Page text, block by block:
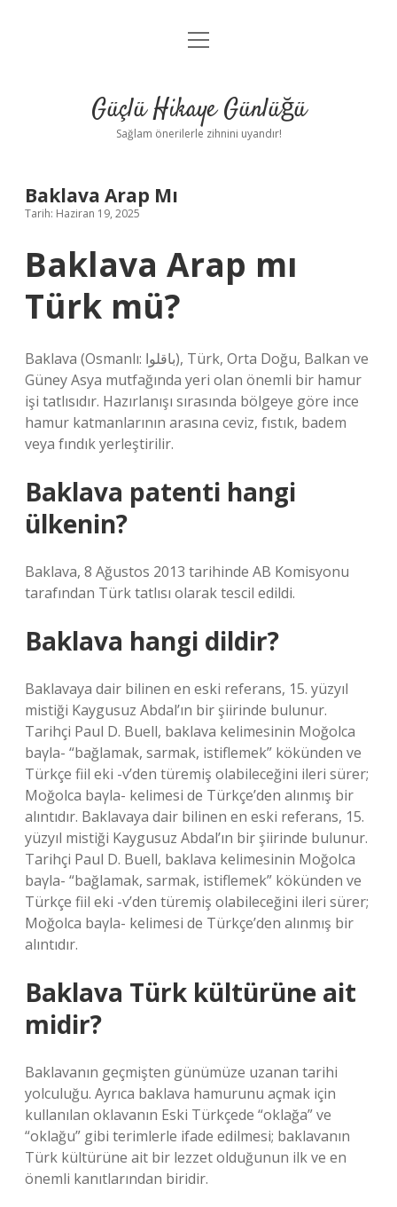
Anasayfa
Yasal Uyarı
menüyü
Güçlü Hikaye Günlüğü
Sağlam önerilerle zihnini uyandır!
Baklava Arap Mı
Tarih: Haziran 19, 2025
Baklava Arap mı
Türk mü?
Baklava (Osmanlı: باقلوا), Türk, Orta Doğu, Balkan ve
Güney Asya mutfağında yeri olan önemli bir hamur
işi tatlısıdır. Hazırlanışı sırasında bölgeye göre ince
hamur katmanlarının arasına ceviz, fıstık, badem
veya fındık yerleştirilir.
Baklava patenti hangi
ülkenin?
Baklava, 8 Ağustos 2013 tarihinde AB Komisyonu
tarafından Türk tatlısı olarak tescil edildi.
Baklava hangi dildir?
Baklavaya dair bilinen en eski referans, 15. yüzyıl
mistiği Kaygusuz Abdal’ın bir şiirinde bulunur.
Tarihçi Paul D. Buell, baklava kelimesinin Moğolca
baγla- “bağlamak, sarmak, istiflemek” kökünden ve
Türkçe fiil eki -v’den türemiş olabileceğini ileri sürer;
Moğolca baγla- kelimesi de Türkçe’den alınmış bir
alıntıdır. Baklavaya dair bilinen en eski referans, 15.
yüzyıl mistiği Kaygusuz Abdal’ın bir şiirinde bulunur.
Tarihçi Paul D. Buell, baklava kelimesinin Moğolca
baγla- “bağlamak, sarmak, istiflemek” kökünden ve
Türkçe fiil eki -v’den türemiş olabileceğini ileri sürer;
Moğolca baγla- kelimesi de Türkçe’den alınmış bir
alıntıdır.
Baklava Türk kültürüne ait
midir?
Baklavanın geçmişten günümüze uzanan tarihi
yolculuğu. Ayrıca baklava hamurunu açmak için
kullanılan oklavanın Eski Türkçede “oklağa” ve
“oklağu” gibi terimlerle ifade edilmesi; baklavanın
Türk kültürüne ait bir lezzet olduğunun ilk ve en
önemli kanıtlarından biridir.